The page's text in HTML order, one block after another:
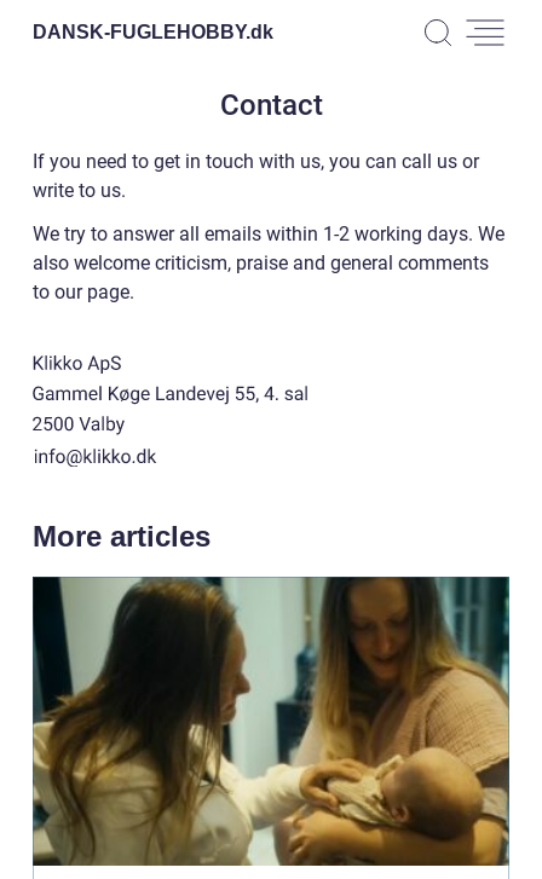
DANSK-FUGLEHOBBY.dk
Contact
If you need to get in touch with us, you can call us or
write to us.
We try to answer all emails within 1-2 working days. We
also welcome criticism, praise and general comments
to our page.
More articles